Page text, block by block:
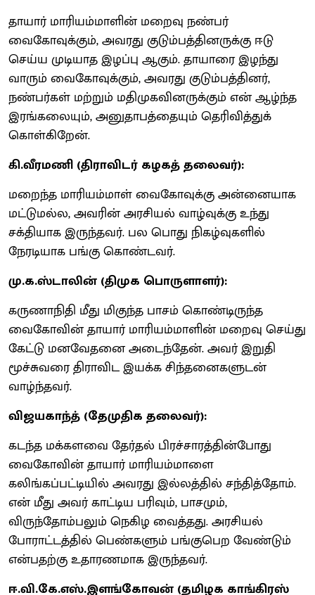
தாயார் மாரியம்மாளின் மறைவு நண்பர்
வைகோவுக்கும், அவரது குடும்பத்தினருக்கு ஈடு
செய்ய முடியாத இழப்பு ஆகும். தாயாரை இழந்து
வாரும் வைகோவுக்கும், அவரது குடும்பத்தினர்,
நண்பர்கள் மற்றும் மதிமுகவினருக்கும் என் ஆழ்ந்த
இரங்கலையும், அனுதாபத்தையும் தெரிவித்துக்
கொள்கிறேன்.
கி.வீரமணி (திராவிடர் கழகத் தலைவர்):
மறைந்த மாரியம்மாள் வைகோவுக்கு அன்னையாக
மட்டுமல்ல, அவரின் அரசியல் வாழ்வுக்கு உந்து
சக்தியாக இருந்தவர். பல பொது நிகழ்வுகளில்
நேரடியாக பங்கு கொண்டவர்.
மு.க.ஸ்டாலின் (திமுக பொருளாளர்):
கருணாநிதி மீது மிகுந்த பாசம் கொண்டிருந்த
வைகோவின் தாயார் மாரியம்மாளின் மறைவு செய்து
கேட்டு மனவேதனை அடைந்தேன். அவர் இறுதி
மூச்சுவரை திராவிட இயக்க சிந்தனைகளுடன்
வாழ்ந்தவர்.
விஜயகாந்த் (தேமுதிக தலைவர்):
கடந்த மக்களவை தேர்தல் பிரச்சாரத்தின்போது
வைகோவின் தாயார் மாரியம்மாளை
கலிங்கப்பட்டியில் அவரது இல்லத்தில் சந்தித்தோம்.
என் மீது அவர் காட்டிய பரிவும், பாசமும்,
விருந்தோம்பலும் நெகிழ வைத்தது. அரசியல்
போராட்டத்தில் பெண்களும் பங்குபெற வேண்டும்
என்பதற்கு உதாரணமாக இருந்தவர்.
ஈ.வி.கே.எஸ்.இளங்கோவன் (தமிழக காங்கிரஸ்